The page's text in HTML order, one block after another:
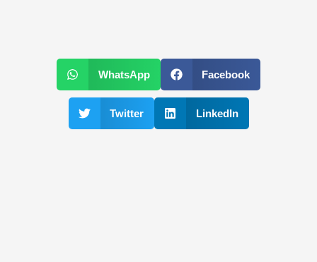
WhatsApp Facebook
Twitter LinkedIn